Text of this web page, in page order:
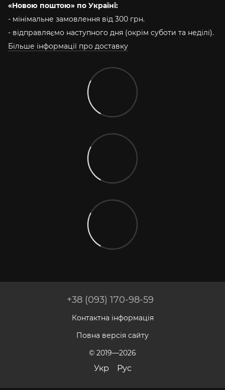
«Новою поштою» по Україні:
- мінімальне замовлення від 300 грн.
- відправляємо наступного дня (окрім суботи та неділі).
Більше інформації про доставку
+38 (093) 170-98-59
Контактна інформація
Повна версія сайту
© 2019—2026
Укр Рус